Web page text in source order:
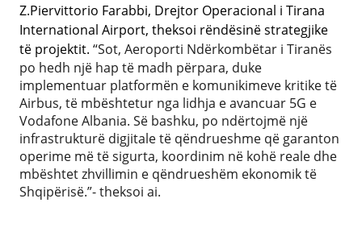
Z.Piervittorio Farabbi, Drejtor Operacional i Tirana
International Airport, theksoi rëndësinë strategjike
të projektit. “Sot, Aeroporti Ndërkombëtar i Tiranës
po hedh një hap të madh përpara, duke
implementuar platformën e komunikimeve kritike të
Airbus, të mbështetur nga lidhja e avancuar 5G e
Vodafone Albania. Së bashku, po ndërtojmë një
infrastrukturë digjitale të qëndrueshme që garanton
operime më të sigurta, koordinim në kohë reale dhe
mbështet zhvillimin e qëndrueshëm ekonomik të
Shqipërisë.”- theksoi ai.